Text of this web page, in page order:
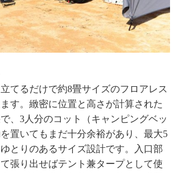
てるだけで約8畳サイズのフロアレス
す。緻密に位置と高さが計算された
、3人分のコット（キャンピングベッ
置いてもまだ十分余裕があり、最大5
とりのあるサイズ設計です。入口部
張り出せばテント兼タープとして使